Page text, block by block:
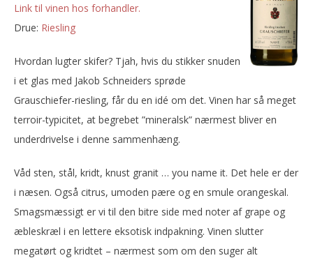
Link til vinen hos forhandler.
Drue:
riesling
Hvordan lugter skifer? Tjah, hvis du stikker snuden
i et glas med Jakob Schneiders sprøde
Grauschiefer-riesling, får du en idé om det. Vinen har så meget
terroir-typicitet, at begrebet ”mineralsk” nærmest bliver en
underdrivelse i denne sammenhæng.
Våd sten, stål, kridt, knust granit … you name it. Det hele er der
i næsen. Også citrus, umoden pære og en smule orangeskal.
Smagsmæssigt er vi til den bitre side med noter af grape og
æbleskræl i en lettere eksotisk indpakning. Vinen slutter
megatørt og kridtet – nærmest som om den suger alt